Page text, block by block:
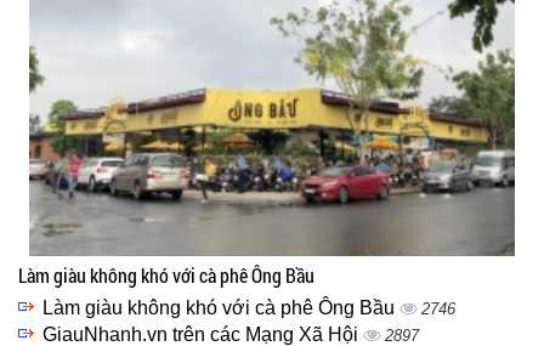
Làm giàu không khó với cà phê Ông Bầu
Làm giàu không khó với cà phê Ông Bầu 2746
GiauNhanh.vn trên các Mạng Xã Hội 2897